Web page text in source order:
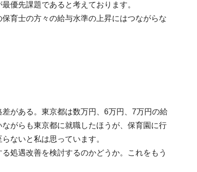
優先課題であると考えております。
育士の方々の給与水準の上昇にはつながらな
がある。東京都は数万円、6万円、7万円の給
がらも東京都に就職したほうが、保育園に行
ないと私は思っています。
処遇改善を検討するのかどうか。これをもう